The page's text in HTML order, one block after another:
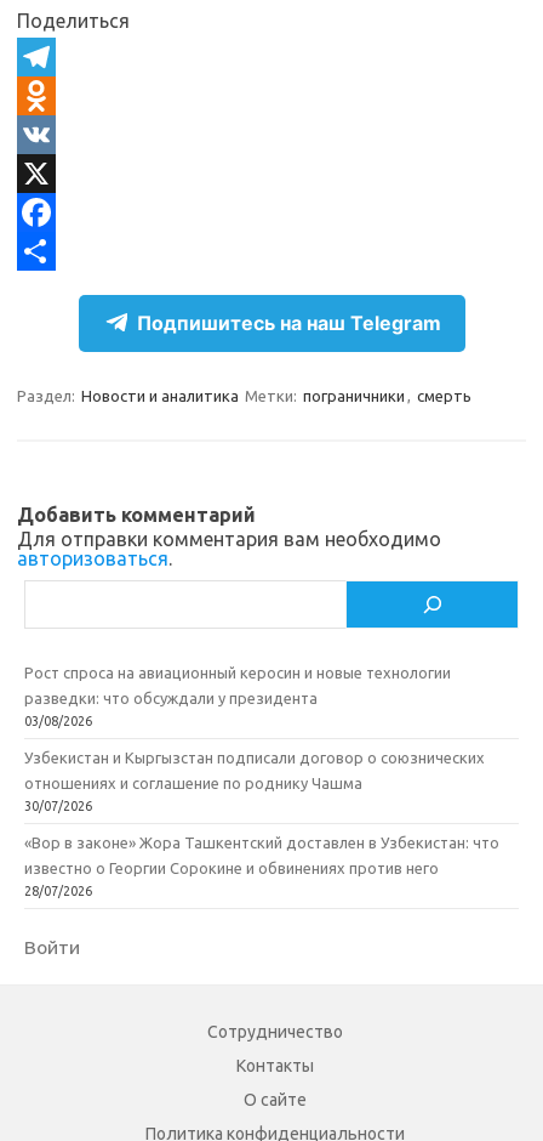
Поделиться
T
e
e
g
O
d
n
o
s
i
k
V
KX
F
b
k
р
и
т
Подпишитесь на наш Telegram
Раздел: Новости и аналитика Метки: пограничники , смерть
Добавить комментарий
Для отправки комментария вам необходимо
авторизоваться.
Рост спроса на авиационный керосин и новые технологии
разведки: что обсуждали у президента
03/08/2026
Узбекистан и Кыргызстан подписали договор о союзнических
отношениях и соглашение по роднику Чашма
30/07/2026
«Вор в законе» Жора Ташкентский доставлен в Узбекистан: что
известно о Георгии Сорокине и обвинениях против него
28/07/2026
Войти
Сотрудничество
Контакты
О сайте
Политика конфиденциальности